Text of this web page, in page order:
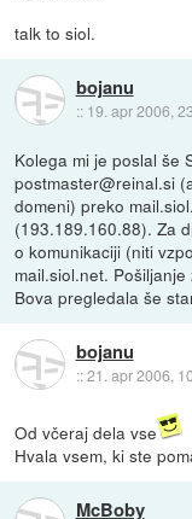
talk to siol.
bojanu
:: 19. apr 2006,
Kolega mi je poslal še
postmaster@reinal.si
domeni) preko
(193.189.160.88). Za
o komunikaciji (niti
mail.siol.net.
Bova pregledala še
bojanu
::21. apr 2006,
Od včeraj dela vse
Hvala vsem, ki ste
McBoby